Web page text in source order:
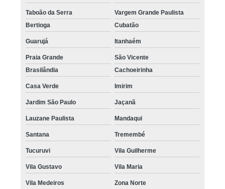
Taboão da Serra
Vargem Grande Paulista
Bertioga
Cubatão
Guarujá Itanhaém
Praia Grande
São Vicente
Brasilândia
Cachoeirinha
Casa Verde Imirim
Jardim São Paulo Jaçanã
Lauzane Paulista Mandaqui
Santana Tremembé
Tucuruvi Vila Guilherme
Vila Gustavo Vila Maria
Vila Medeiros
Zona Norte